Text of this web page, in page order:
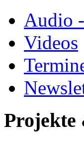
Audio
Videos